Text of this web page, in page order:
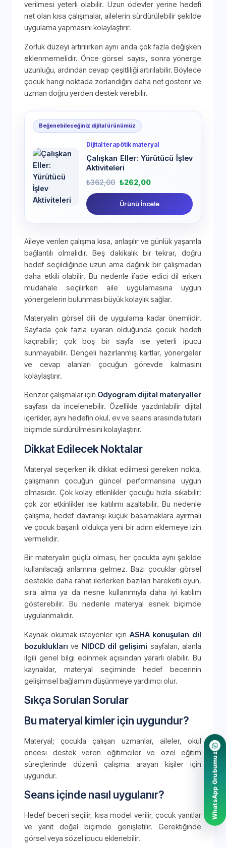
verilmesi yeterli olabilir. Uzun ödevler yerine hedefi
net olan kısa çalışmalar, ailelerin sürdürülebilir şekilde
uygulama yapmasını kolaylaştırır.
Zorluk düzeyi artırılırken aynı anda çok fazla değişken
eklenmemelidir. Önce görsel sayısı, sonra yönerge
uzunluğu, ardından cevap çeşitliliği artırılabilir. Böylece
çocuk hangi noktada zorlandığını daha net gösterir ve
uzman doğru yerden destek verebilir.
Beğenebileceğiniz dijital ürünümüz
Dijital terapötik materyal
Çalışkan Eller: Yürütücü İşlev
Aktiviteleri
₺362,00 ₺262,00
Ürünü İncele
Aileye verilen çalışma kısa, anlaşılır ve günlük yaşamla
bağlantılı olmalıdır. Beş dakikalık bir tekrar, doğru
hedef seçildiğinde uzun ama dağınık bir çalışmadan
daha etkili olabilir. Bu nedenle ifade edici dil erken
müdahale seçilirken aile uygulamasına uygun
yönergelerin bulunması büyük kolaylık sağlar.
Materyalin görsel dili de uygulama kadar önemlidir.
Sayfada çok fazla uyaran olduğunda çocuk hedefi
kaçırabilir; çok boş bir sayfa ise yeterli ipucu
sunmayabilir. Dengeli hazırlanmış kartlar, yönergeler
ve cevap alanları çocuğun görevde kalmasını
kolaylaştırır.
Benzer çalışmalar için Odyogram dijital materyaller
sayfası da incelenebilir. Özellikle yazdırılabilir dijital
içerikler, aynı hedefin okul, ev ve seans arasında tutarlı
biçimde sürdürülmesini kolaylaştırır.
Dikkat Edilecek Noktalar
Materyal seçerken ilk dikkat edilmesi gereken nokta,
çalışmanın çocuğun güncel performansına uygun
olmasıdır. Çok kolay etkinlikler çocuğu hızla sıkabilir;
çok zor etkinlikler ise katılımı azaltabilir. Bu nedenle
çalışma, hedef davranışı küçük basamaklara ayırmalı
ve çocuk başarılı oldukça yeni bir adım eklemeye izin
vermelidir.
Bir materyalin güçlü olması, her çocukta aynı şekilde
kullanılacağı anlamına gelmez. Bazı çocuklar görsel
destekle daha rahat ilerlerken bazıları hareketli oyun,
sıra alma ya da nesne kullanımıyla daha iyi katılım
gösterebilir. Bu nedenle materyal esnek biçimde
uygulanmalıdır.
Kaynak okumak isteyenler için ASHA konuşulan dil
bozuklukları ve NIDCD dil gelişimi sayfaları, alanla
ilgili genel bilgi edinmek açısından yararlı olabilir. Bu
kaynaklar, materyal seçiminde hedef becerinin
gelişimsel bağlamını düşünmeye yardımcı olur.
Sıkça Sorulan Sorular
Bu materyal kimler için uygundur?
Materyal; çocukla çalışan uzmanlar, aileler, okul
öncesi destek veren eğitimciler ve özel eğitim
süreçlerinde düzenli çalışma arayan kişiler için
uygundur.
Seans içinde nasıl uygulanır?
Hedef beceri seçilir, kısa model verilir, çocuk yanıtlar
ve yanıt doğal biçimde genişletilir. Gerektiğinde
görsel veya sözel ipucu eklenebilir.
WhatsApp Grubumuz